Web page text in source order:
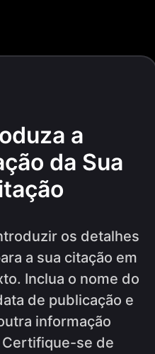
a
da Sua
os detalhes
a sua citação em
Inclua o nome do
de publicação e
informação
se de